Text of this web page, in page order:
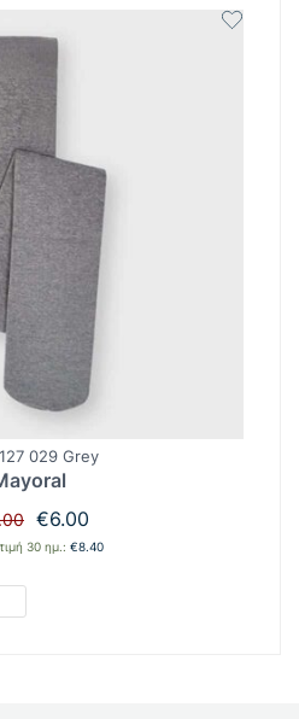
029 Grey
Original
price
€6.00
τρέχουσα
30 ημ.: €8.40